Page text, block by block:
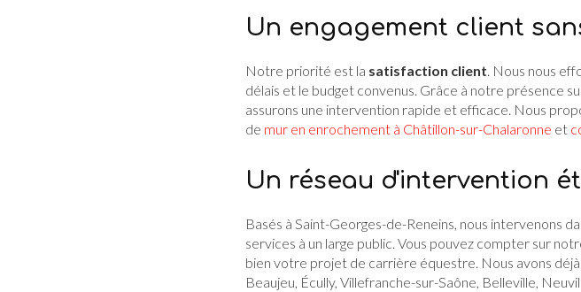
Un engagement client
Notre priorité est la satisfaction client. Nous nous
délais et le budget convenus. Grâce à notre présence
assurons une intervention rapide et efficace. Nous
de mur en enrochement à Châtillon-sur-Chalaronne et
Un réseau d'intervention
Basés à Saint-Georges-de-Reneins, nous intervenons
services à un large public. Vous pouvez compter sur
bien votre projet de carrière équestre. Nous avons
Beaujeu, Écully, Villefranche-sur-Saône, Belleville,